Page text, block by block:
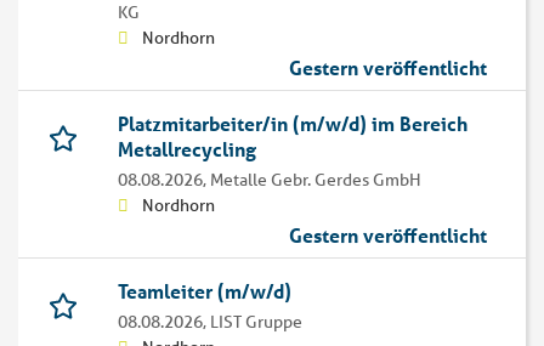
KG
Nordhorn
Gestern veröffentlicht
Platzmitarbeiter/in (m/w/d) im Bereich
Metallrecycling
08.08.2026, Metalle Gebr. Gerdes GmbH
Nordhorn
Gestern veröffentlicht
Teamleiter (m/w/d)
08.08.2026, LIST Gruppe